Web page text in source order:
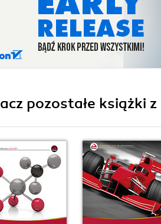
pozostałe książki